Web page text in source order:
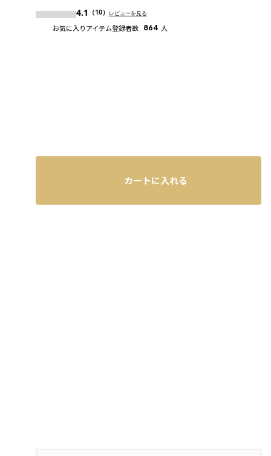
4.1 （10） レビューを見る
お気に入りアイテム登録者数 864 人
カートに入れる